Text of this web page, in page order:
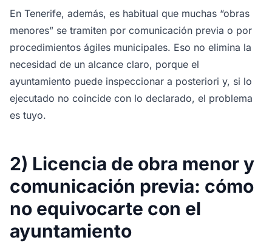
En Tenerife, además, es habitual que muchas “obras
menores” se tramiten por comunicación previa o por
procedimientos ágiles municipales. Eso no elimina la
necesidad de un alcance claro, porque el
ayuntamiento puede inspeccionar a posteriori y, si lo
ejecutado no coincide con lo declarado, el problema
es tuyo.
2) Licencia de obra menor y
comunicación previa: cómo
no equivocarte con el
ayuntamiento